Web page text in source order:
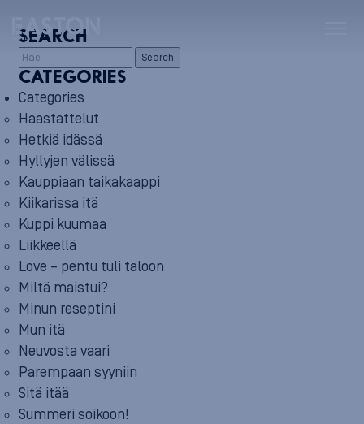
SEARCH
Search
CATEGORIES
Categories
Haastattelut
Hetkiä idässä
Hyllyjen välissä
Kauppiaan taikakaappi
Kiikarissa itä
Kuppi kuumaa
Liikkeellä
Love – pentu tuli taloon
Miltä maistui?
Minun reseptini
Mun itä
Neuvosta vaari
Parempaan syyniin
Sitä itää
Summeri soikoon!